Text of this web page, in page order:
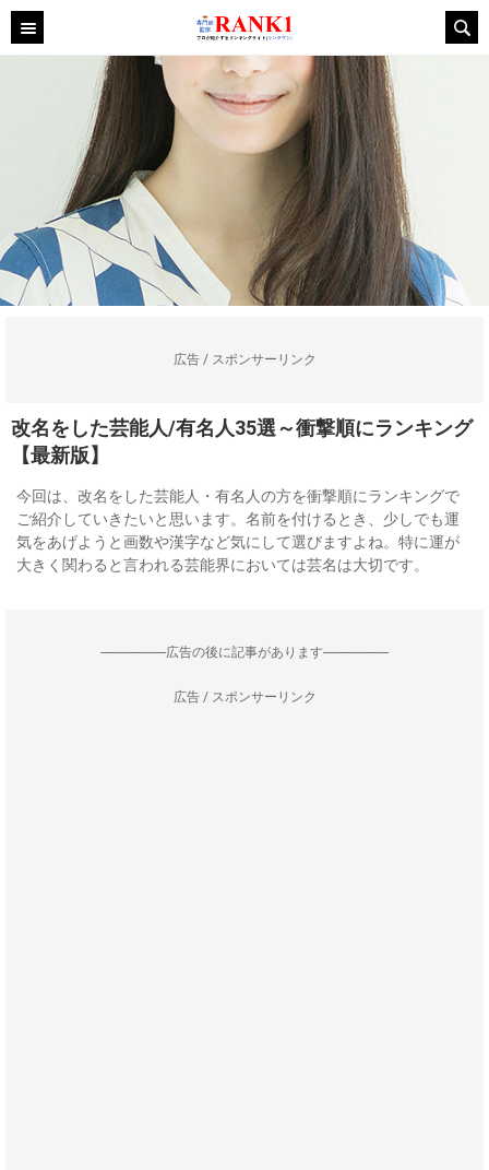
広告 / スポンサーリンク
改名をした芸能人/有名人35選～衝撃順にランキング
【最新版】
今回は、改名をした芸能人・有名人の方を衝撃順にランキングで
ご紹介していきたいと思います。名前を付けるとき、少しでも運
気をあげようと画数や漢字など気にして選びますよね。特に運が
大きく関わると言われる芸能界においては芸名は大切です。
--------------------広告の後に記事があります--------------------
広告 / スポンサーリンク